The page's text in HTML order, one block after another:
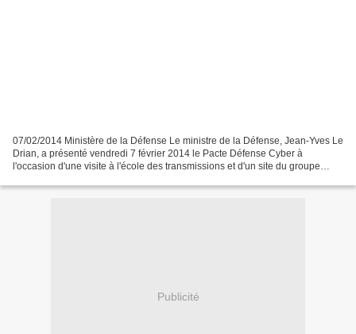
07/02/2014 Ministère de la Défense Le ministre de la Défense, Jean-Yves Le
Drian, a présenté vendredi 7 février 2014 le Pacte Défense Cyber à
l'occasion d'une visite à l'école des transmissions et d'un site du groupe
Publicité